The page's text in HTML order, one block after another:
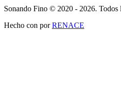
Sonando Fino © 2020 - 2026. Todos
Hecho con porRENACE